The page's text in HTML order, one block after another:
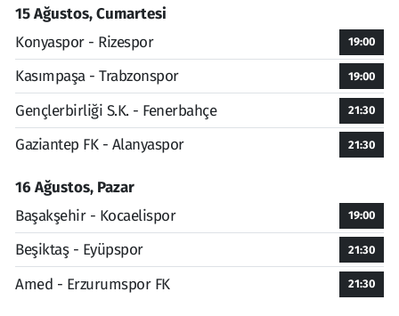
15 Ağustos, Cumartesi
Konyaspor - Rizespor
19:00
Kasımpaşa - Trabzonspor 19:00
Gençlerbirliği S.K. - Fenerbahçe 21:30
Gaziantep FK - Alanyaspor 21:30
16 Ağustos, Pazar
Başakşehir - Kocaelispor
19:00
Beşiktaş - Eyüpspor 21:30
Amed - Erzurumspor FK 21:30